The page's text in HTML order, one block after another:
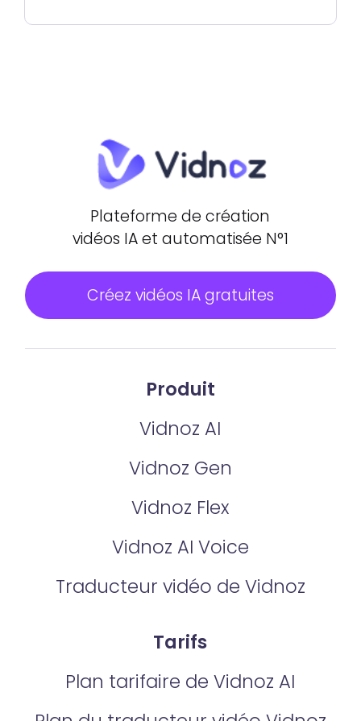
Plateforme de création
vidéos IA et automatisée N°1
Créez vidéos IA gratuites
Produit
Vidnoz AI
Vidnoz Gen
Vidnoz Flex
Vidnoz AI Voice
Traducteur vidéo de Vidnoz
Tarifs
Plan tarifaire de Vidnoz AI